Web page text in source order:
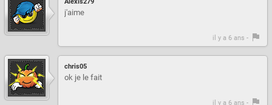
Alexis279
j'aime
il y a 6 ans -
chris05
ok je le fait
il y a 6 ans -